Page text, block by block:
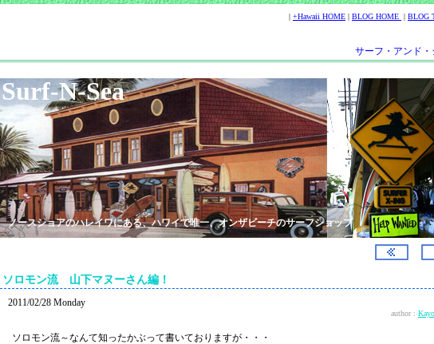
| +Hawaii HOME | BLOG HOME | BLOG
サーフ・アンド・
Surf-N-Sea
ノースショアのハレイワにある、ハワイで唯一、オンザビーチのサーフショップ
ソロモン流 山下マヌーさん編！
2011/02/28 Monday
author : Kayo
ソロモン流～なんて知ったかぶって書いておりますが・・・